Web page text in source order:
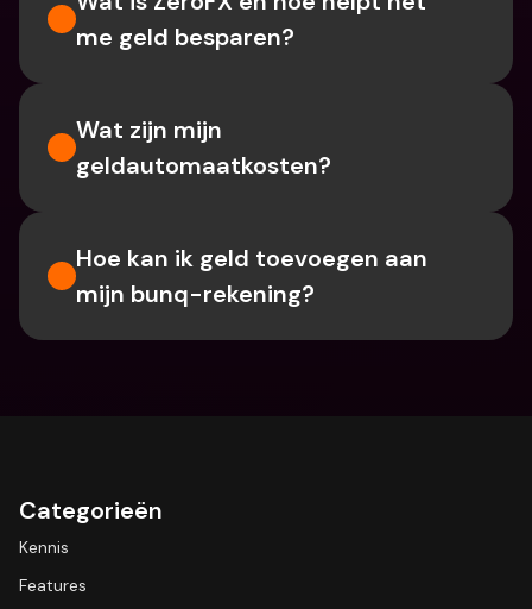
me geld besparen?
Wat zijn mijn
geldautomaatkosten?
Hoe kan ik geld toevoegen aan
mijn bunq-rekening?
Categorieën
Kennis
Features